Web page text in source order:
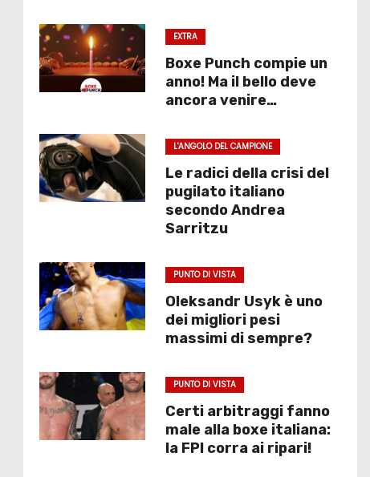
EXTRA
Boxe Punch compie un
anno! Ma il bello deve
ancora venire…
L'ANGOLO DEL CAMPIONE
Le radici della crisi del
pugilato italiano
secondo Andrea
Sarritzu
PUNTO DI VISTA
Oleksandr Usyk è uno
dei migliori pesi
massimi di sempre?
PUNTO DI VISTA
Certi arbitraggi fanno
male alla boxe italiana:
la FPI corra ai ripari!